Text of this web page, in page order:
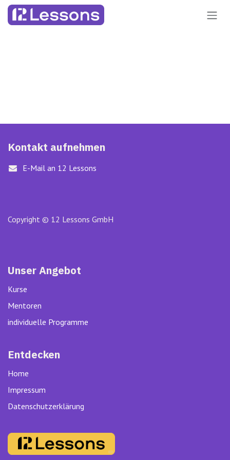
Zum Inhalt springen
Kontakt aufnehmen
E-Mail an 12 Lessons
Copyright © 12 Lessons GmbH
Unser Angebot
Kurse
Mentoren
individuelle Programme
Entdecken
Home
Impressum
Datenschutzerklärung